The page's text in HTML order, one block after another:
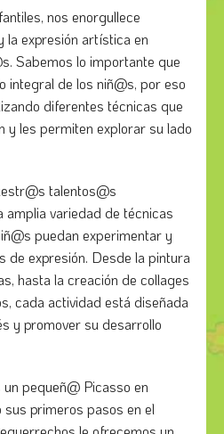
nos enorgullece
la expresión artística en
Sabemos lo importante que
integral de los niñ@s, por eso
diferentes técnicas que
y les permiten explorar su lado
talentos@s
amplia variedad de técnicas
puedan experimentar y
de expresión. Desde la pintura
hasta la creación de collages
cada actividad está diseñada
y promover su desarrollo
pequeñ@ Picasso en
primeros pasos en el